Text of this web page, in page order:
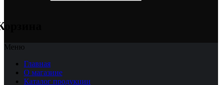
Меню
Главная
О магазине
Каталог продукции